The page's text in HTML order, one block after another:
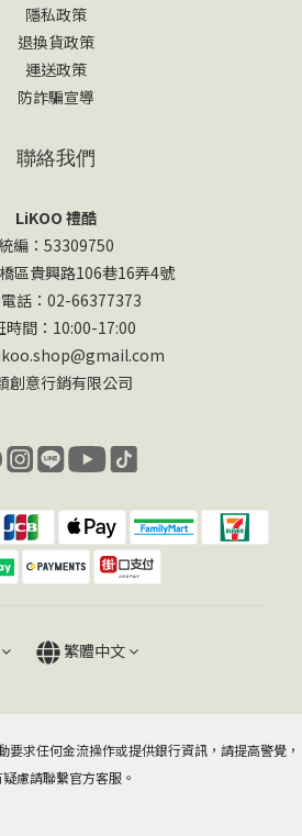
隱私政策
退換貨政策
運送政策
防詐騙宣導
聯絡我們
LiKOO 禮酷
編：53309750
區貴興路106巷16弄4號
話：02-66377373
時間：10:00-17:00
創意行銷有限公司
繁體中文
要求任何金流操作或提供銀行資訊，請提高警覺，
慮請聯繫官方客服。